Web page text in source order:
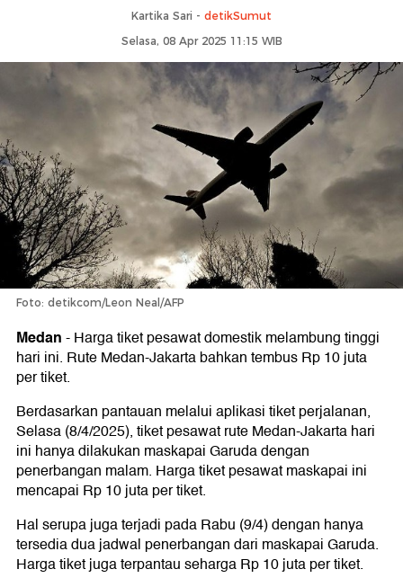
Kartika Sari - detikSumut
Selasa, 08 Apr 2025 11:15 WIB
Foto: detikcom/Leon Neal/AFP
Medan-Harga tiket pesawat domestik melambung tinggi
hari ini. Rute Medan-Jakarta bahkan tembus Rp 10 juta
per tiket.
Berdasarkan pantauan melalui aplikasi tiket perjalanan,
Selasa (8/4/2025), tiket pesawat rute Medan-Jakarta hari
ini hanya dilakukan maskapai Garuda dengan
penerbangan malam. Harga tiket pesawat maskapai ini
mencapai Rp 10 juta per tiket.
Hal serupa juga terjadi pada Rabu (9/4) dengan hanya
tersedia dua jadwal penerbangan dari maskapai Garuda.
Harga tiket juga terpantau seharga Rp 10 juta per tiket.